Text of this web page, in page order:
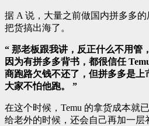
据 A 说，大量之前做国内拼多多
把货搞出海了。
“ 那老板跟我讲，反正什么不用管
因为有拼多多背书，都很信任
商跑路欠钱不还了，但拼多多是上
大家不怕他跑。 ”
在这个时候，Temu 的拿货成本就
给老外的时候，还会自己再加一层